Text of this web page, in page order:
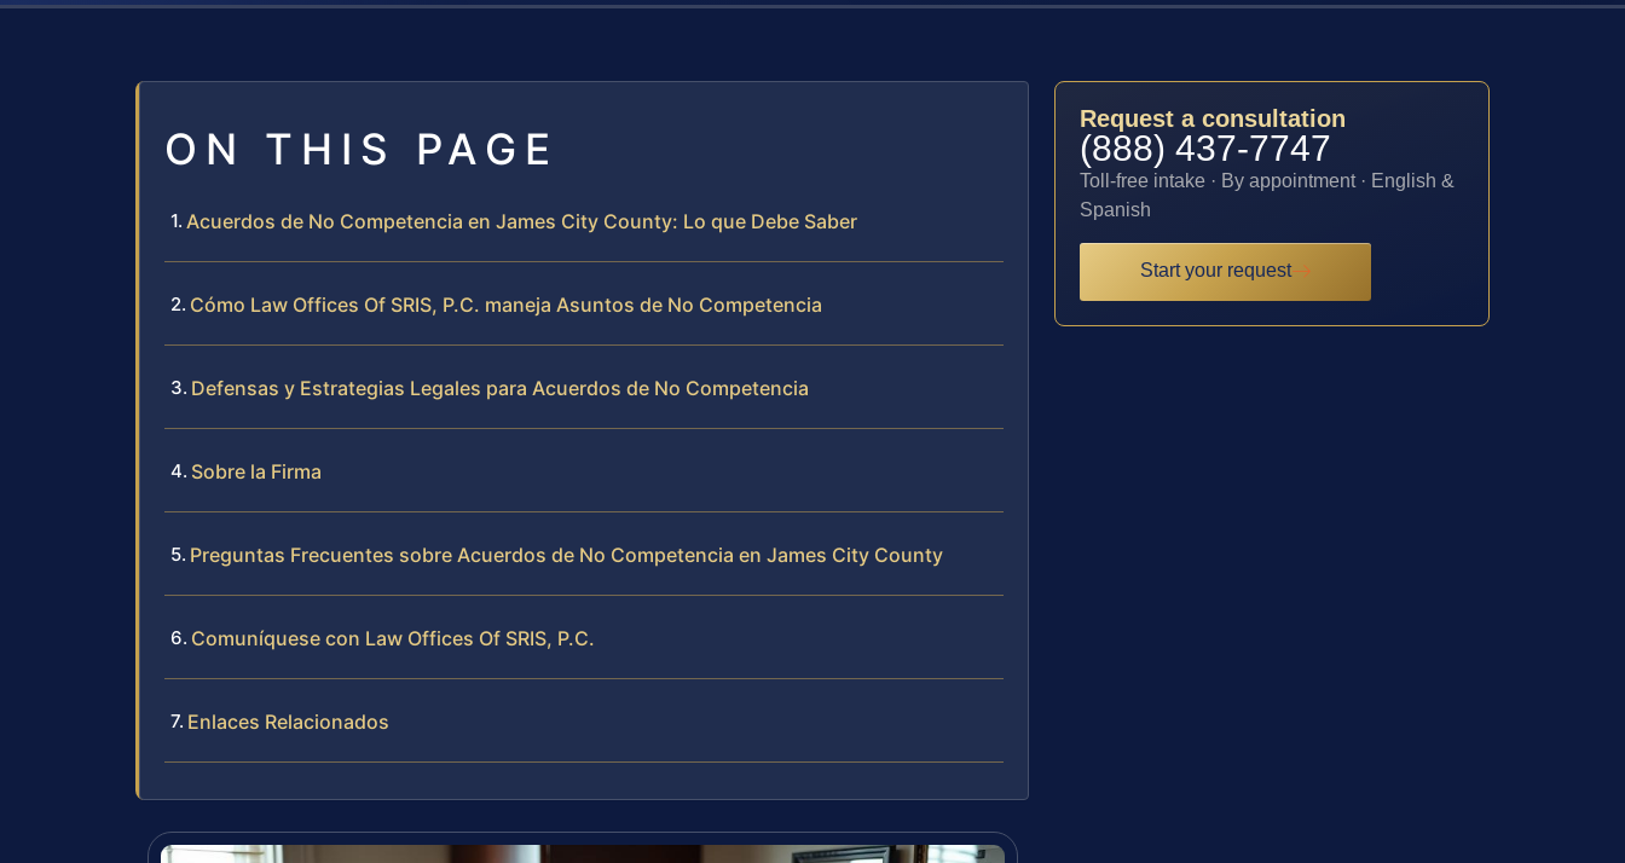
ON THIS PAGE
Acuerdos de No Competencia en James City County: Lo que Debe Saber
Cómo Law Offices Of SRIS, P.C. maneja Asuntos de No Competencia
Defensas y Estrategias Legales para Acuerdos de No Competencia
Sobre la Firma
Preguntas Frecuentes sobre Acuerdos de No Competencia en James City County
Comuníquese con Law Offices Of SRIS, P.C.
Enlaces Relacionados
Request a consultation
(888) 437-7747
Toll-free intake · By appointment · English &
Spanish
Start your request